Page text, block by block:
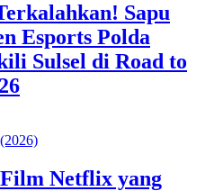
Sapu
Esports Polda
Sulsel di Road to
Netflix yang